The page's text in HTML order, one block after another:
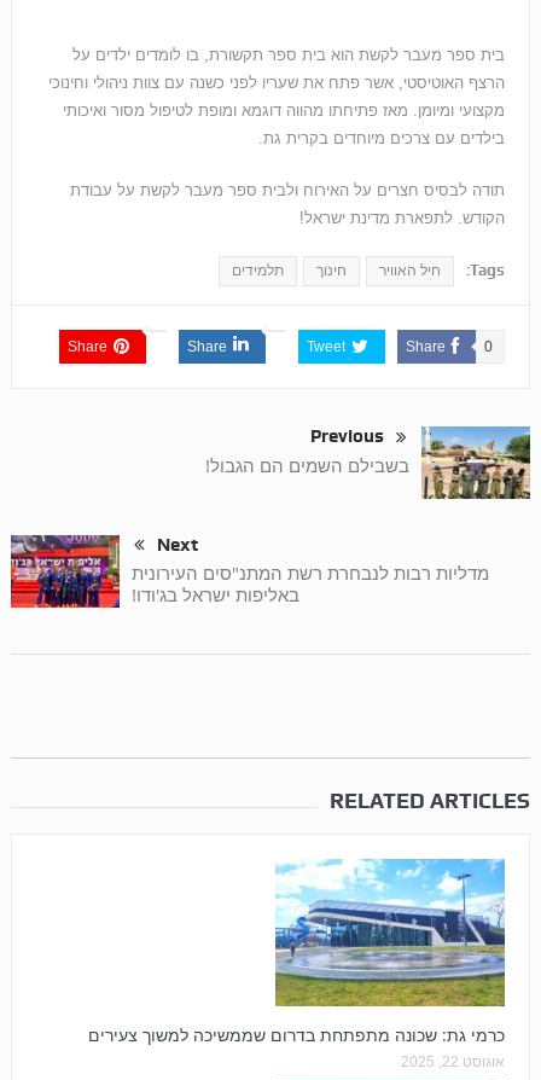
בית ספר מעבר לקשת הוא בית ספר תקשורת, בו לומדים ילדים על
הרצף האוטיסטי, אשר פתח את שעריו לפני כשנה עם צוות ניהולי וחינוכי
מקצועי ומיומן. מאז פתיחתו מהווה דוגמא ומופת לטיפול מסור ואיכותי
בילדים עם צרכים מיוחדים בקרית גת.
תודה לבסיס חצרים על האירוח ולבית ספר מעבר לקשת על עבודת
הקודש. לתפארת מדינת ישראל!
Tags: חיל האוויר חינוך תלמידים
Share 0
Tweet
Share
Share
Previous
בשבילם השמים הם הגבול!
Next
מדליות רבות לנבחרת רשת המתנ"סים העירונית
באליפות ישראל בג'ודו!
RELATED ARTICLES
כרמי גת: שכונה מתפתחת בדרום שממשיכה למשוך צעירים
אוגוסט 22, 2025